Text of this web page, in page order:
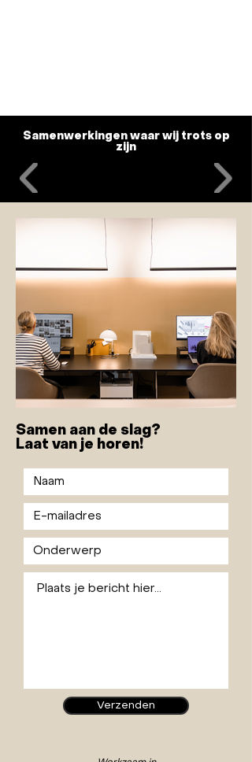
Samenwerkingen waar wij trots op
zijn
HQ Maison Libre Interior
Samen aan de slag?
Laat van je horen!
Verzenden